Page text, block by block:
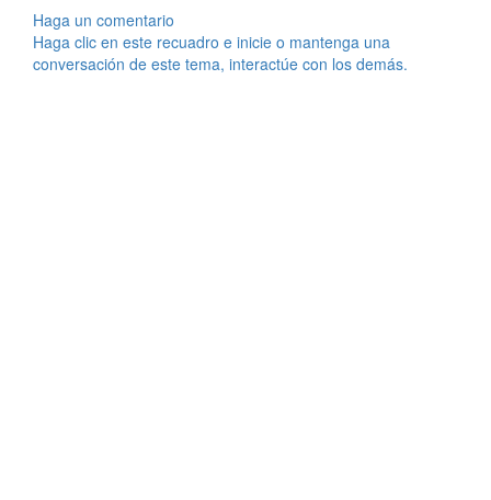
Haga un comentario
Haga clic en este recuadro e inicie o mantenga una
conversación de este tema, interactúe con los demás.